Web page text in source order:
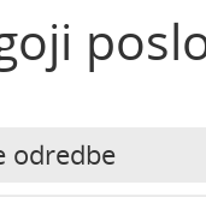
odredbe